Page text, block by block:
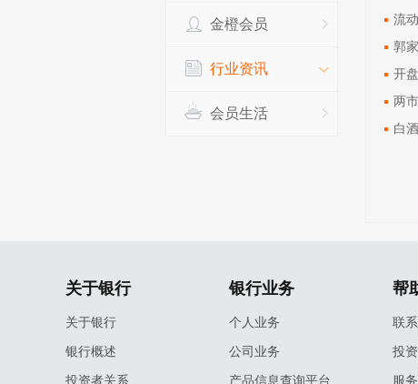
金橙会员
行业资讯
会员生活
流
郭
开
两
白
关于银行
关于银行
银行概述
投资者关系
银行业务
个人业务
公司业务
产品信息查询平台
帮
联
投
服